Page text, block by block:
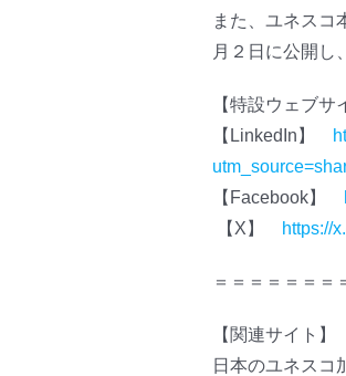
また、ユネスコ
月２日に公開し
【特設ウェブ
【LinkedIn】
【Facebook】
【X】
https://
＝＝＝＝＝＝＝
【関連サイト】
日本のユネスコ